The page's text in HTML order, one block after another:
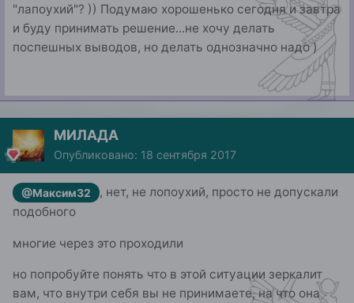
"лапоухий"? )) Подумаю хорошенько сегодня и завтра
и буду принимать решение...не хочу делать
поспешных выводов, но делать однозначно надо )
МИЛАДА
Опубликовано: 18 сентября 2017
@Максим32
, нет, не лопоухий, просто не допускали
подобного
многие через это проходили
но попробуйте понять что в этой ситуации зеркалит
вам, что внутри себя вы не принимаете, на что она